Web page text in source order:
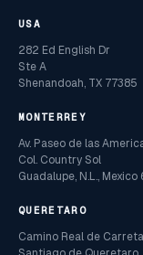
USA
282 Ed English Dr
Ste A
Shenandoah, TX 77385
MONTERREY
Av. Paseo de las
Col. Country Sol
Guadalupe, N.L., Mexico
QUERETARO
Camino Real de